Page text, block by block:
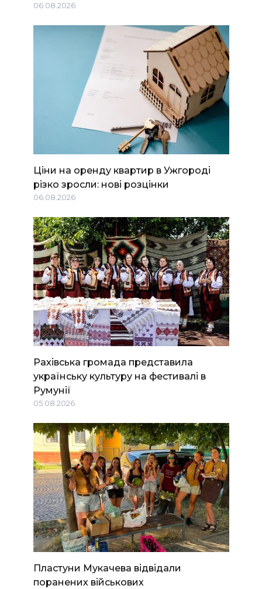
06.08.2026
Ціни на оренду квартир в Ужгороді
різко зросли: нові розцінки
06.08.2026
Рахівська громада представила
українську культуру на фестивалі в
Румунії
05.08.2026
Пластуни Мукачева відвідали
поранених військових